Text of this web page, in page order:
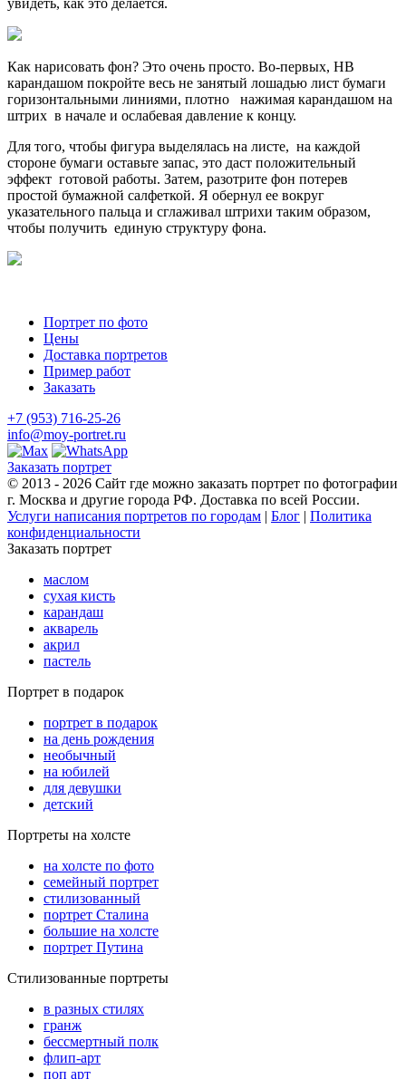
Как нарисовать фон? Это очень просто. Во-первых, HB
карандашом покройте весь не занятый лошадью лист бумаги
горизонтальными линиями, плотно нажимая карандашом на
штрих в начале и ослабевая давление к концу.
Для того, чтобы фигура выделялась на листе, на каждой
стороне бумаги оставьте запас, это даст положительный
эффект готовой работы. Затем, разотрите фон потерев
простой бумажной салфеткой. Я обернул ее вокруг
указательного пальца и сглаживал штрихи таким образом,
чтобы получить единую структуру фона.
Портрет по фото
Цены
Доставка портретов
Пример работ
Заказать
+7 (953) 716-25-26
info@moy-portret.ru
Заказать портрет
© 2013 - 2026 Сайт где можно заказать портрет по фотографии
г. Москва и другие города РФ. Доставка по всей России.
Услуги написания портретов по городам | Блог | Политика
конфиденциальности
Заказать портрет
маслом
сухая кисть
карандаш
акварель
акрил
пастель
Портрет в подарок
портрет в подарок
на день рождения
необычный
на юбилей
для девушки
детский
Портреты на холсте
на холсте по фото
cемейный портрет
стилизованный
портрет Сталина
большие на холсте
портрет Путина
Стилизованные портреты
в разных стилях
гранж
бессмертный полк
флип-арт
поп арт